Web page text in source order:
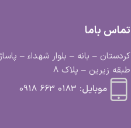
تماس باما
کردستان – بانه – بلوار شهداء –
طبقه زیرین – پلاک 8
موبایل: 0183 663 0918